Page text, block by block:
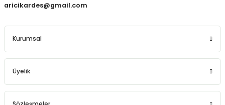
aricikardes@gmail.com
Kurumsal
Üyelik